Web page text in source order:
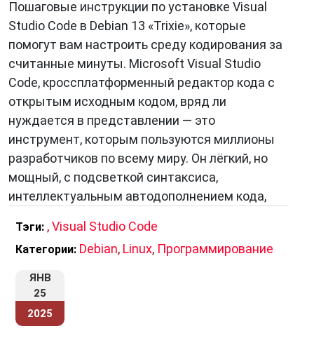
Пошаговые инструкции по установке Visual
Studio Code в Debian 13 «Trixie», которые
помогут вам настроить среду кодирования за
считанные минуты. Microsoft Visual Studio
Code, кроссплатформенный редактор кода с
открытым исходным кодом, вряд ли
нуждается в представлении — это
инструмент, которым пользуются миллионы
разработчиков по всему миру. Он лёгкий, но
мощный, с подсветкой синтаксиса,
интеллектуальным автодополнением кода,
Тэги: ,Visual Studio Code
Категории: Debian, Linux, Программирование
ЯНВ
25
2025